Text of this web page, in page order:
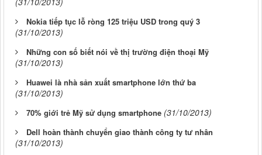
Nokia tiếp tục lỗ ròng 125 triệu USD trong quý 3
(31/10/2013)
Những con số biết nói về thị trường điện thoại Mỹ
(31/10/2013)
Huawei là nhà sản xuất smartphone lớn thứ ba
(31/10/2013)
70% giới trẻ Mỹ sử dụng smartphone (31/10/2013)
Dell hoàn thành chuyển giao thành công ty tư nhân
(31/10/2013)